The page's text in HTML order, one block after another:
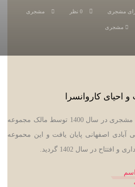
مشجری مشجری
مشجری
احیای کاروانسرا
مرمت و احیای کاروانسرای مشجری در سال 1400 توسط مالک مجموعه
اصفهانی پایان یافت و این محموعه
در سال 1402 گردید.